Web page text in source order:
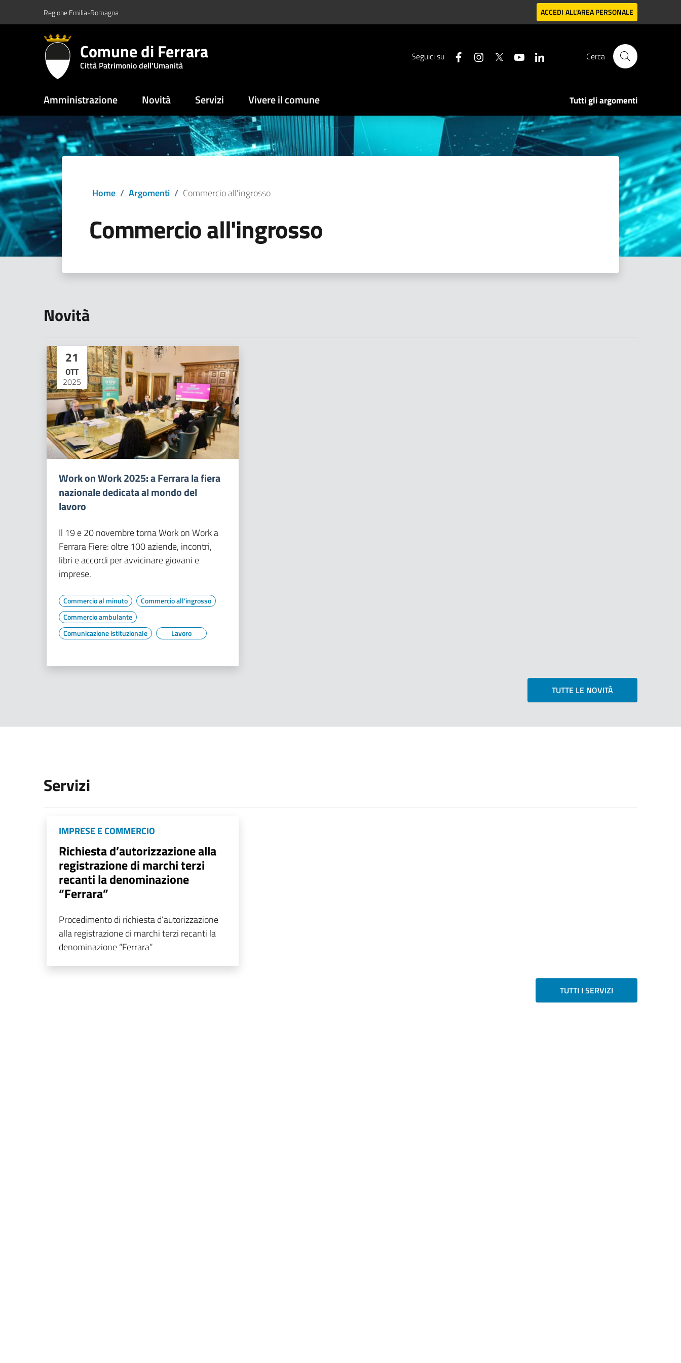
Vai al contenuto principale
Vai al footerRegione Emilia-Romagna ACCEDI ALL'AREA PERSONALE
Comune di Ferrara
Città Patrimonio dell'Umanità
Seguici su Cerca
Amministrazione Novità Servizi Vivere il comune Tutti gli argomenti
Home / Argomenti / Commercio all'ingrosso
Commercio all'ingrosso
Novità
21
OTT
2025
Work on Work 2025: a Ferrara la fiera
nazionale dedicata al mondo del
lavoro
Il 19 e 20 novembre torna Work on Work a
Ferrara Fiere: oltre 100 aziende, incontri,
libri e accordi per avvicinare giovani e
imprese.
Commercio al minuto
Commercio all'ingrosso
Commercio ambulante
Comunicazione istituzionale
Lavoro
TUTTE LE NOVITÀ
Servizi
IMPRESE E COMMERCIO
Richiesta d’autorizzazione alla
registrazione di marchi terzi
recanti la denominazione
“Ferrara”
Procedimento di richiesta d’autorizzazione
alla registrazione di marchi terzi recanti la
denominazione “Ferrara”
TUTTI I SERVIZI